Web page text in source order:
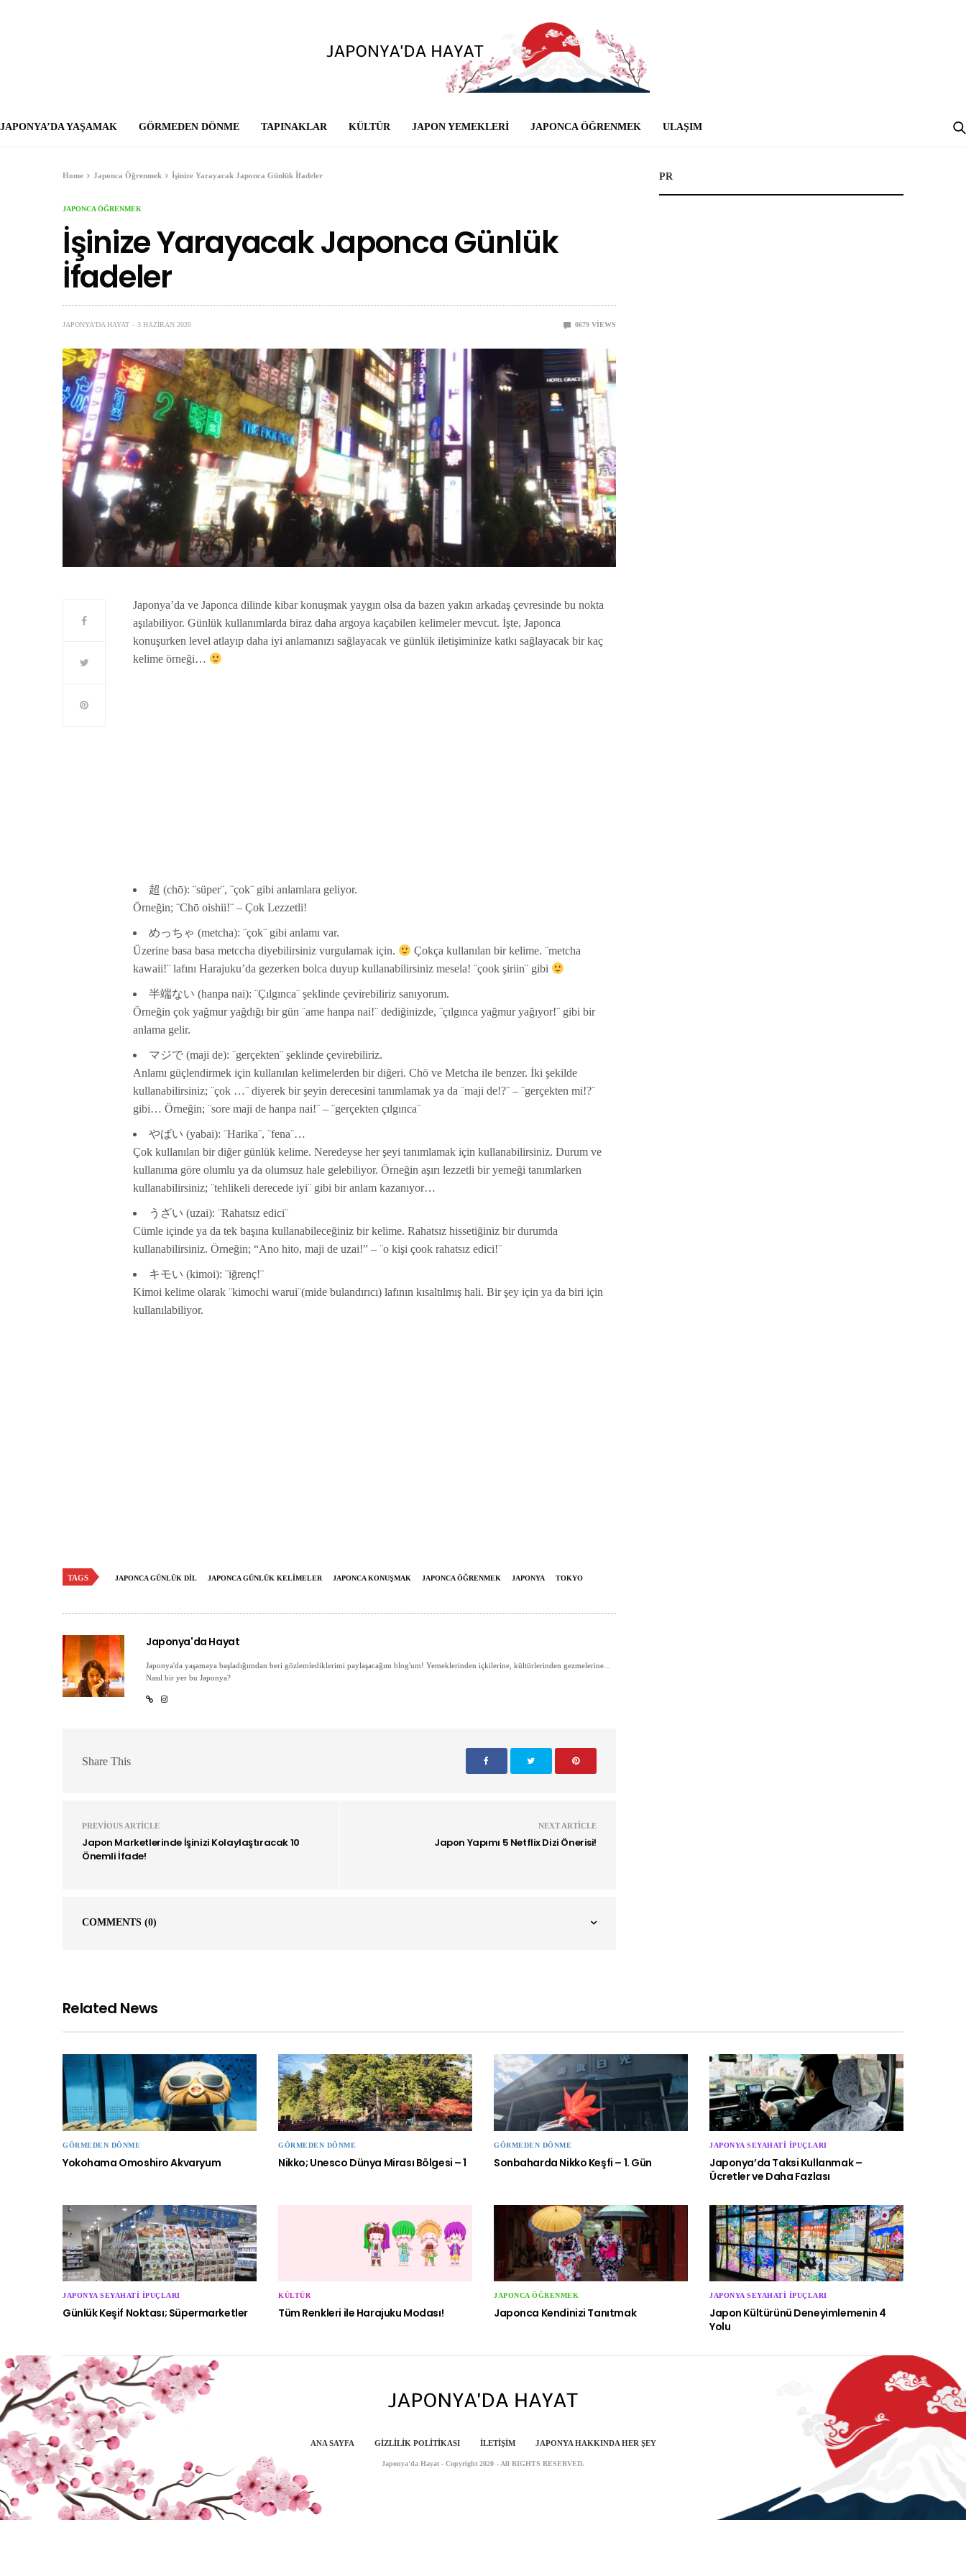
JAPONYA’DA YAŞAMAK GÖRMEDEN DÖNME TAPINAKLAR KÜLTÜR JAPON YEMEKLERI JAPONCA ÖĞRENMEK ULAŞIM
Home Japonca Öğrenmek İşinize Yarayacak Japonca Günlük İfadeler
JAPONCA ÖĞRENMEK
İşinize Yarayacak Japonca Günlük
İfadeler
JAPONYA'DA HAYAT 3 HAZIRAN 2020 0679 VIEWS
Japonya’da ve Japonca dilinde kibar konuşmak yaygın olsa da bazen yakın arkadaş çevresinde bu nokta
aşılabiliyor. Günlük kullanımlarda biraz daha argoya kaçabilen kelimeler mevcut. İşte, Japonca
konuşurken level atlayıp daha iyi anlamanızı sağlayacak ve günlük iletişiminize katkı sağlayacak bir kaç
kelime örneği…
超 (chō): ¨süper¨, ¨çok¨ gibi anlamlara geliyor.
Örneğin; ¨Chō oishii!¨ – Çok Lezzetli!
めっちゃ (metcha): ¨çok¨ gibi anlamı var.
Üzerine basa basa metccha diyebilirsiniz vurgulamak için.
Çokça kullanılan bir kelime. ¨metcha
kawaii!¨ lafını Harajuku’da gezerken bolca duyup kullanabilirsiniz mesela! ¨çook şiriin¨ gibi
半端ない (hanpa nai): ¨Çılgınca¨ şeklinde çevirebiliriz sanıyorum.
Örneğin çok yağmur yağdığı bir gün ¨ame hanpa nai!¨ dediğinizde, ¨çılgınca yağmur yağıyor!¨ gibi bir
anlama gelir.
マジで (maji de): ¨gerçekten¨ şeklinde çevirebiliriz.
Anlamı güçlendirmek için kullanılan kelimelerden bir diğeri. Chō ve Metcha ile benzer. İki şekilde
kullanabilirsiniz; ¨çok …¨ diyerek bir şeyin derecesini tanımlamak ya da ¨maji de!?¨ – ¨gerçekten mi!?¨
gibi… Örneğin; ¨sore maji de hanpa nai!¨ – ¨gerçekten çılgınca¨
やばい (yabai): ¨Harika¨, ¨fena¨…
Çok kullanılan bir diğer günlük kelime. Neredeyse her şeyi tanımlamak için kullanabilirsiniz. Durum ve
kullanıma göre olumlu ya da olumsuz hale gelebiliyor. Örneğin aşırı lezzetli bir yemeği tanımlarken
kullanabilirsiniz; ¨tehlikeli derecede iyi¨ gibi bir anlam kazanıyor…
うざい (uzai): ¨Rahatsız edici¨
Cümle içinde ya da tek başına kullanabileceğiniz bir kelime. Rahatsız hissetiğiniz bir durumda
kullanabilirsiniz. Örneğin; “Ano hito, maji de uzai!” – ¨o kişi çook rahatsız edici!¨
キモい (kimoi): ¨iğrenç!¨
Kimoi kelime olarak ¨kimochi warui¨(mide bulandırıcı) lafının kısaltılmış hali. Bir şey için ya da biri için
kullanılabiliyor.
TAGS JAPONCA GÜNLÜK DIL JAPONCA GÜNLÜK KELIMELER JAPONCA KONUŞMAK JAPONCA ÖĞRENMEK JAPONYA TOKYO
Japonya'da Hayat
Japonya'da yaşamaya başladığımdan beri gözlemlediklerimi paylaşacağım blog'um! Yemeklerinden içkilerine, kültürlerinden gezmelerine...
Nasıl bir yer bu Japonya?
Share This
PREVIOUS ARTICLE
Japon Marketlerinde İşinizi Kolaylaştıracak 10
Önemli İfade!
NEXT ARTICLE
Japon Yapımı 5 Netflix Dizi Önerisi!
COMMENTS (0)
PR
Related News
GÖRMEDEN DÖNME
Yokohama Omoshiro Akvaryum
GÖRMEDEN DÖNME
Nikko; Unesco Dünya Mirası Bölgesi – 1
GÖRMEDEN DÖNME
Sonbaharda Nikko Keşfi – 1. Gün
JAPONYA SEYAHATI İPUÇLARI
Japonya’da Taksi Kullanmak –
Ücretler ve Daha Fazlası
JAPONYA SEYAHATI İPUÇLARI
Günlük Keşif Noktası; Süpermarketler
KÜLTÜR
Tüm Renkleri ile Harajuku Modası!
JAPONCA ÖĞRENMEK
Japonca Kendinizi Tanıtmak
JAPONYA SEYAHATI İPUÇLARI
Japon Kültürünü Deneyimlemenin 4
Yolu
ANA SAYFA GIZLILIK POLITIKASI İLETIŞIM JAPONYA HAKKINDA HER ŞEY
Japonya'da Hayat - Copyright 2020 - All RIGHTS RESERVED.